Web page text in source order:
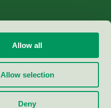
Allow all
Allow selection
Deny